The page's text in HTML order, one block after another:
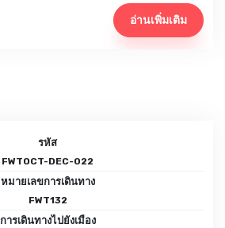
อ่านเพิ่มเติม
รหัส
FWTOCT-DEC-022
หมายเลขการเดินทาง
FWT132
การเดินทางไปยังเมือง